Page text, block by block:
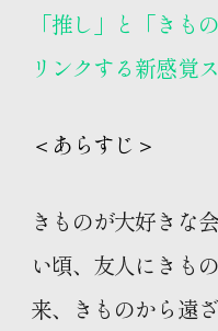
「推し」と「きも
リンクする新感覚
＜あらすじ＞
きものが大好きな
い頃、友人にきも
来、きものから遠